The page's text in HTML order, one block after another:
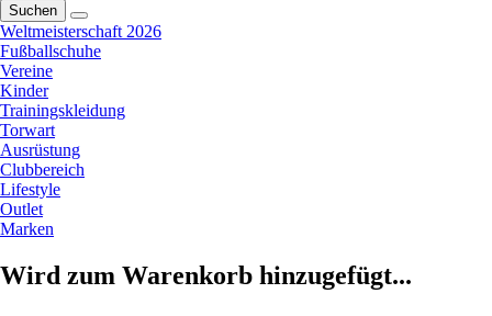
Suchen
Weltmeisterschaft 2026
Fußballschuhe
Vereine
Kinder
Trainingskleidung
Torwart
Ausrüstung
Clubbereich
Lifestyle
Outlet
Marken
Wird zum Warenkorb hinzugefügt...